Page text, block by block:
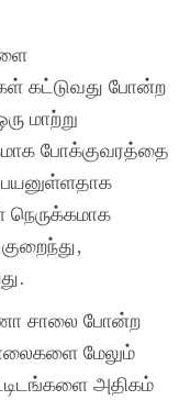
கட்டுவது போன்ற
மாற்று
போக்குவரத்தை
பயனுள்ளதாக
சாலை போன்ற
மேலும்
அதிகம்